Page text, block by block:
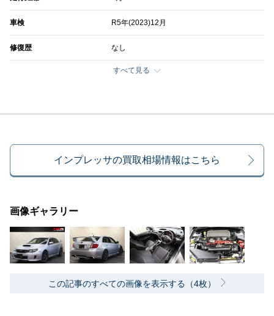
車検 R5年(2023)12月
修復歴 なし
すべて見る
インプレッサの買取相場情報はこちら
画像ギャラリー
この記事のすべての画像を表示する（4枚）